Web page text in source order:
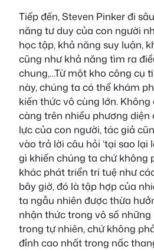
Tiếp đến, Steven Pinker đi
năng tư duy của con người
học tập, khả năng suy luận,
cũng như khả năng tìm ra
chung,…Từ một kho công cụ
này, chúng ta có thể khám
kiến thức vô cùng lớn.
càng trên nhiều phương
lực của con người, tác giả
vào trả lời câu hỏi ‘tại sao lại
gì khiến chúng ta chứ không
khác phát triển trí tuệ như
bây giờ, đó là tập hợp của
ta ngẫu nhiên được thừa
nhận thức trong vô số
trong tự nhiên, chứ không
đỉnh cao nhất trong nấc